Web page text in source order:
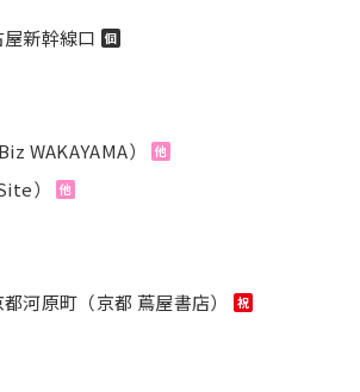
新幹線口 個
WAKAYAMA） 他
） 他
都河原町（京都 蔦屋書店） 祝